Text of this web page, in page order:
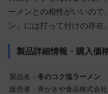
ーメンとの相性がいいので
ン」には打って付けの存在。
製品詳細情報・購入価
製品名： 冬のコク塩ラーメン
販売者：寿がきや食品株式会社